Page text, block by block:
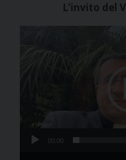
L’invito del
00:00